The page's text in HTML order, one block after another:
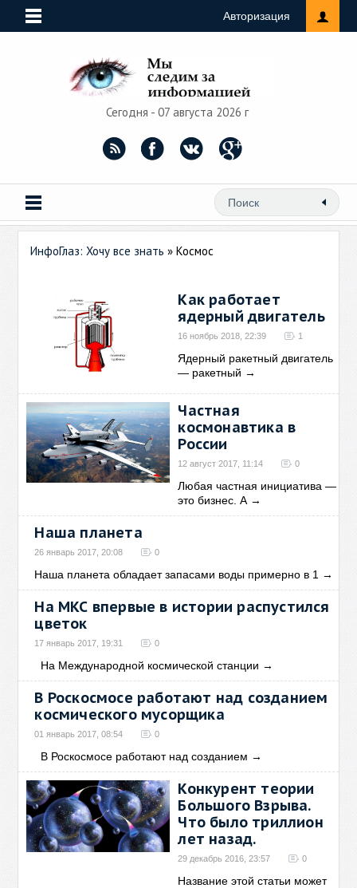
Авторизация
Сегодня - 07 августа 2026 г
ИнфоГлаз: Хочу все знать » Космос
Как работает
ядерный двигатель
16 ноябрь 2018, 22:39 1
Ядерный ракетный двигатель
— ракетный →
Частная
космонавтика в
России
12 август 2017, 11:14 0
Любая частная инициатива —
это бизнес. А →
Наша планета
26 январь 2017, 20:08 0
Наша планета обладает запасами воды примерно в 1 →
На МКС впервые в истории распустился
цветок
17 январь 2017, 19:31 0
На Международной космической станции →
В Роскосмосе работают над созданием
космического мусорщика
01 январь 2017, 08:54 0
В Роскосмосе работают над созданием →
Конкурент теории
Большого Взрыва.
Что было триллион
лет назад.
29 декабрь 2016, 23:57 0
Название этой статьи может